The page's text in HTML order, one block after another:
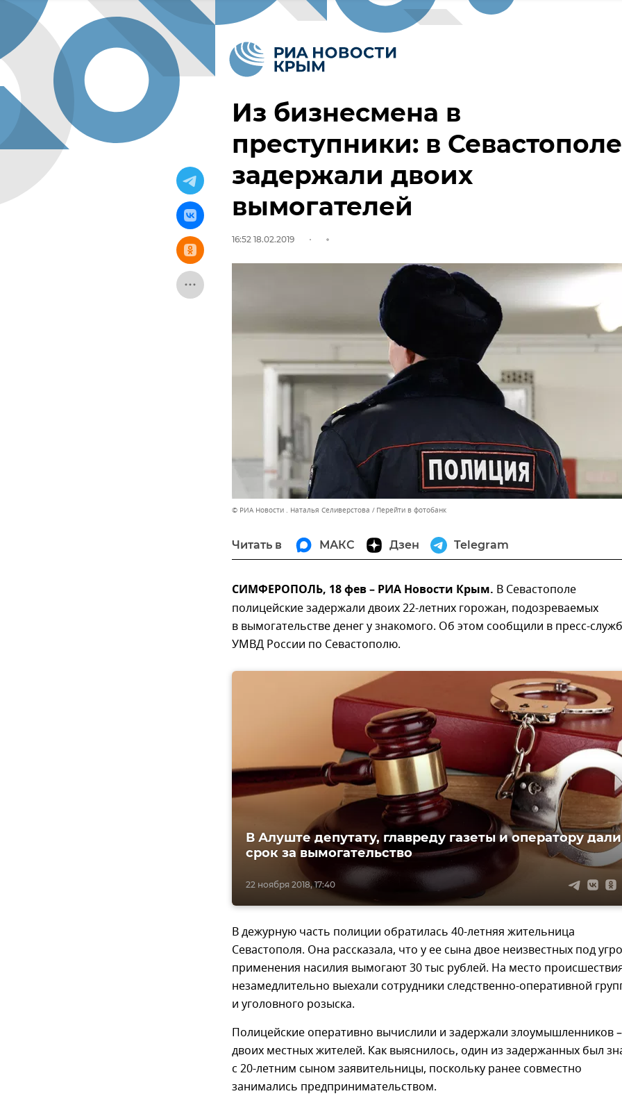
Из бизнесмена в
преступники: в Севастополе
задержали двоих
вымогателей
16:52 18.02.2019
© РИА Новости . Наталья Селиверстова Перейти в фотобанк
Читать в МАКС Дзен Telegram
СИМФЕРОПОЛЬ, 18 фев – РИА Новости Крым. В Севастополе
полицейские задержали двоих 22-летних горожан, подозреваемых
в вымогательстве денег у знакомого. Об этом сообщили в пресс-
УМВД России по Севастополю.
22 ноября 2018, 17:40
В Алуште депутату, главреду газеты и оператору дали
срок за вымогательство
В дежурную часть полиции обратилась 40-летняя жительница
Севастополя. Она рассказала, что у ее сына двое неизвестных под
применения насилия вымогают 30 тыс рублей. На место
незамедлительно выехали сотрудники следственно-оперативной
и уголовного розыска.
Полицейские оперативно вычислили и задержали злоумышленников –
двоих местных жителей. Как выяснилось, один из задержанных был
с 20-летним сыном заявительницы, поскольку ранее совместно
занимались предпринимательством.